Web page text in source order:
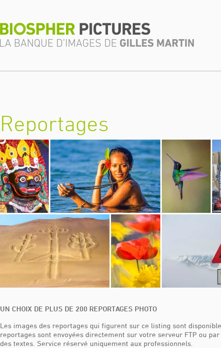
Reportages
UN CHOIX DE PLUS DE 200 REPORTAGES PHOTO
Les images des reportages qui figurent sur ce listing sont
reportages sont envoyées directement sur votre serveur FTP ou
des textes. Service réservé uniquement aux professionnels.